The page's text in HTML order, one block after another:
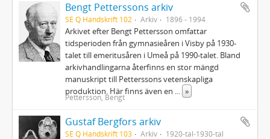
Bengt Petterssons arkiv
SE Q Handskrift 102 Arkiv 1896 - 1994
Arkivet efter Bengt Pettersson omfattar
tidsperioden från gymnasieåren i Visby på 1930-
talet till emeritusåren i Umeå på 1990-talet. Bland
arkivhandlingarna återfinns en stor mängd
manuskript till Petterssons vetenskapliga
produktion. Här finns även en ... »
Pettersson, Bengt
Gustaf Bergfors arkiv
SE Q Handskrift 103 Arkiv 1920-tal-1930-tal